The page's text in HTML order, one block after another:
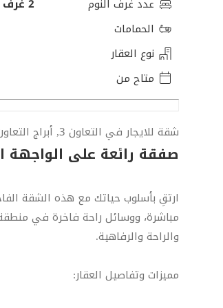
عدد غرف النوم
2 غرف + غرفة خادمة
الحمامات
نوع العقار
متاح من
شقة للايجار في التعاون 3, أبراج التعاون
صفقة رائعة على
ارتقِ بأسلوب حياتك مع هذه الشقة
مباشرة، ووسائل راحة فاخرة في منطقة
والراحة والرفاهية.
مميزات وتفاصيل العقار: